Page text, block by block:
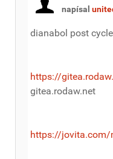
napísal
dianabol post cycle
https://
gitea.rodaw.net
https://jovita.com/